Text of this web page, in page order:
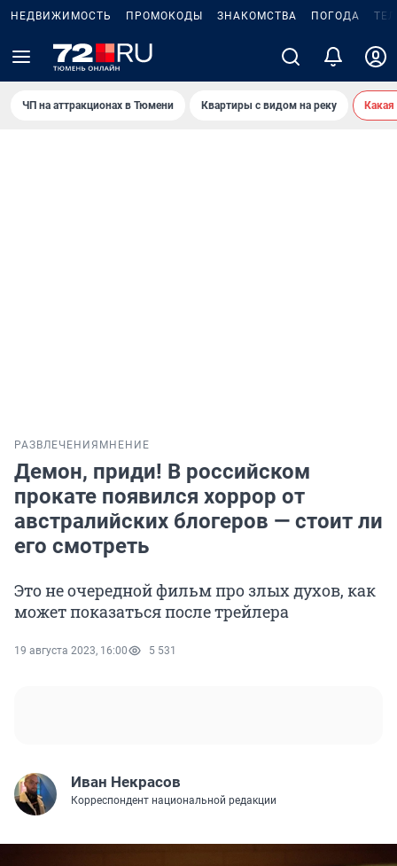
НЕДВИЖИМОСТЬ ПРОМОКОДЫ ЗНАКОМСТВА ПОГОДА
ЧП на аттракционах в Тюмени Квартиры с видом на реку
РАЗВЛЕЧЕНИЯ МНЕНИЕ
Демон, приди! В российском
прокате появился хоррор от
австралийских блогеров — стоит ли
его смотреть
Это не очередной фильм про злых духов, как
может показаться после трейлера
19 августа 2023, 16:00 5 531
Иван Некрасов
Корреспондент национальной редакции